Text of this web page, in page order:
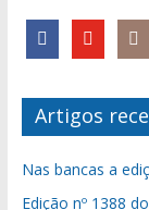
Artigos
Nas bancas a
Edição nº 1388